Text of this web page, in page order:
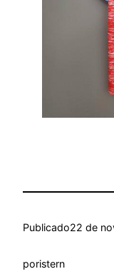
Publicado22 de
poristern